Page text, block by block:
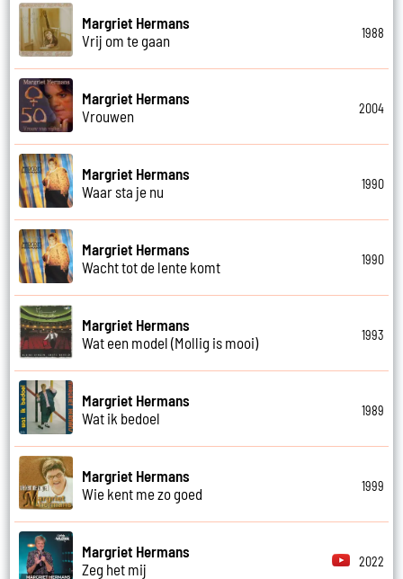
Margriet Hermans
Vrij om te gaan
1988
Margriet Hermans
Vrouwen
2004
Margriet Hermans
Waar sta je nu
1990
Margriet Hermans
Wacht tot de lente komt
1990
Margriet Hermans
Wat een model (Mollig is mooi)
1993
Margriet Hermans
Wat ik bedoel
1989
Margriet Hermans
Wie kent me zo goed
1999
Margriet Hermans
Zeg het mij
2022